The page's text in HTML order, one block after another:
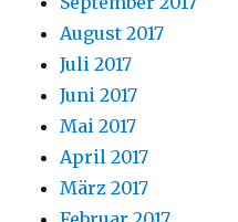
August 2017
Juli 2017
Juni 2017
Mai 2017
April 2017
März 2017